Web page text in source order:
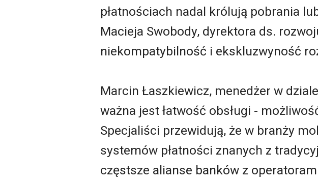
płatnościach nadal królują pobrania
Macieja Swobody, dyrektora ds.
niekompatybilność i ekskluzwyność
Marcin Łaszkiewicz, menedżer w
ważna jest łatwość obsługi -
Specjaliści przewidują, że w branży
systemów płatności znanych z
częstsze alianse banków z